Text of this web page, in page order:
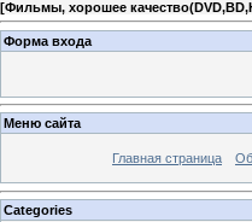
[Фильмы, хорошее
Форма входа
Меню сайта
Главная страница
Categories